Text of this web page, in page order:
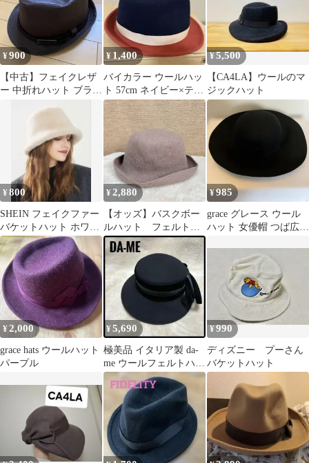
¥900
【中古】フェイクレザ
ー 中折れハット ブラウ
¥ 1,400
バイカラー ウールハッ
ト 57cm ネイビー×テラ
コッタ
¥5,500
【CA4LA】ウールのマ
ジックハット
¥800
SHEIN フェイクファー
バケットハット ホワイ
ト レディース 秋冬
¥2,880
【オッズ】バスクボー
ルハット フェルトハ
ット ウール オシャ
レ モカ 帽子
¥985
grace グレース ウール
ハット 女優帽 つば広ハ
¥2,000
grace hats ウールハット
パープル
¥5,690
極美品 イタリア製 da-
me ウールフェルトハッ
ト リボン黒 キャノチエ
帽子
¥990
ディズニー プーさん
バケットハット